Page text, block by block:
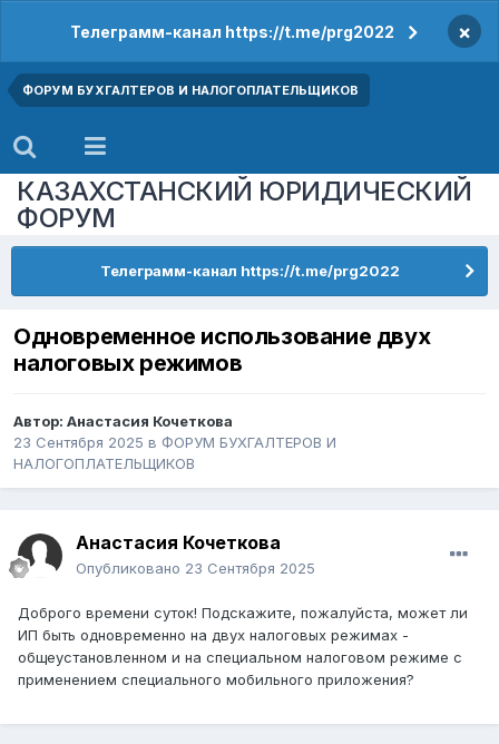
Телеграмм-канал https://t.me/prg2022 ×
ФОРУМ БУХГАЛТЕРОВ И НАЛОГОПЛАТЕЛЬЩИКОВ
КАЗАХСТАНСКИЙ ЮРИДИЧЕСКИЙ
ФОРУМ
Телеграмм-канал https://t.me/prg2022
Одновременное использование двух
налоговых режимов
Автор: Анастасия Кочеткова
23 Сентября 2025 в ФОРУМ БУХГАЛТЕРОВ И
НАЛОГОПЛАТЕЛЬЩИКОВ
Анастасия Кочеткова
Опубликовано 23 Сентября 2025
Доброго времени суток! Подскажите, пожалуйста, может ли
ИП быть одновременно на двух налоговых режимах -
общеустановленном и на специальном налоговом режиме с
применением специального мобильного приложения?